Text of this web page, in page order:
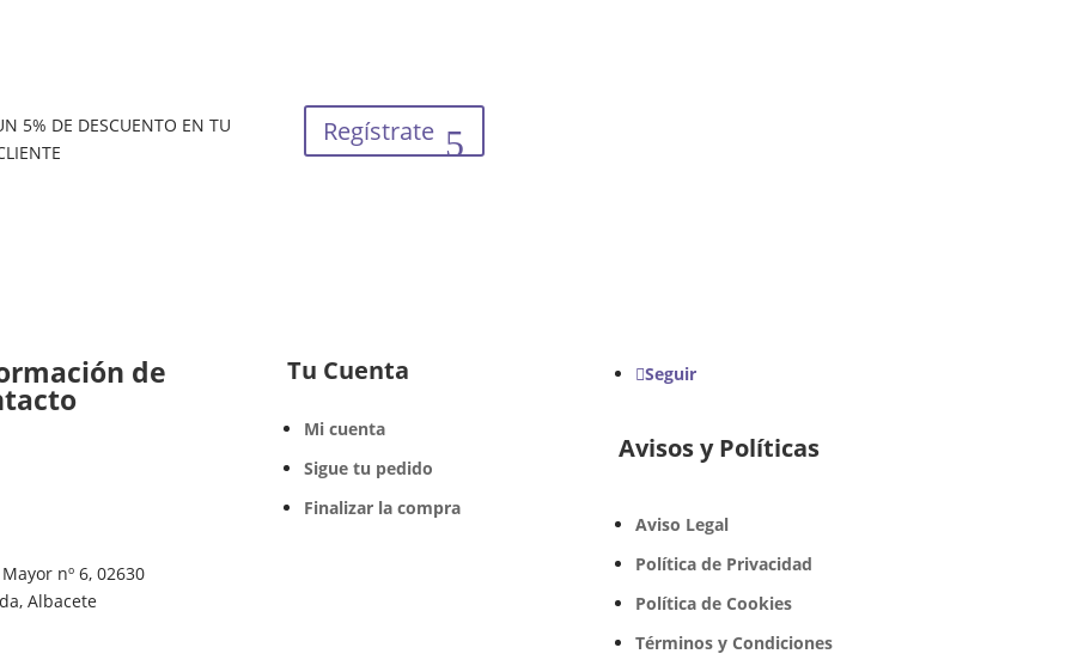
5% DE DESCUENTO EN TU
Regístrate
de
nº 6, 02630
Albacete
Tu Cuenta
Mi cuenta
Sigue tu pedido
Finalizar la compra
Seguir
Avisos y Políticas
Aviso Legal
Política de Privacidad
Política de Cookies
Términos y Condiciones